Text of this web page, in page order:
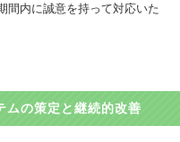
間内に誠意を持って対応いた
ムの策定と継続的改善